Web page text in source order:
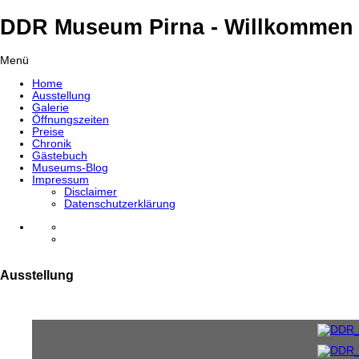
DDR Museum Pirna - Willkommen
Menü
Home
Ausstellung
Galerie
Öffnungszeiten
Preise
Chronik
Gästebuch
Museums-Blog
Impressum
Disclaimer
Datenschutzerklärung
Ausstellung